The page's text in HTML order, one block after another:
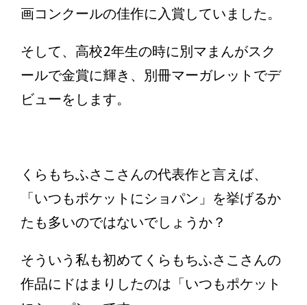
画コンクールの佳作に入賞していました。
そして、高校2年生の時に別マまんがスク
ールで金賞に輝き、別冊マーガレットでデ
ビューをします。
くらもちふさこさんの代表作と言えば、
「いつもポケットにショパン」を挙げるか
たも多いのではないでしょうか？
そういう私も初めてくらもちふさこさんの
作品にドはまりしたのは「いつもポケット